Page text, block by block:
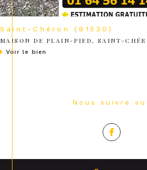
Saint-Chéron (91530)
MAISON DE PLAIN-PIED, SAINT-
voir le bien
Nous suivre